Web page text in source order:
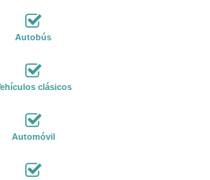
Autobús
clásicos
Automóvil